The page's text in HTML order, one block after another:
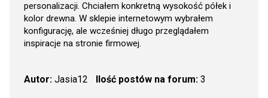
personalizacji. Chciałem konkretną wysokość półek i
kolor drewna. W sklepie internetowym wybrałem
konfigurację, ale wcześniej długo przeglądałem
inspiracje na stronie firmowej.
Autor: Jasia12 Ilość postów na forum:3